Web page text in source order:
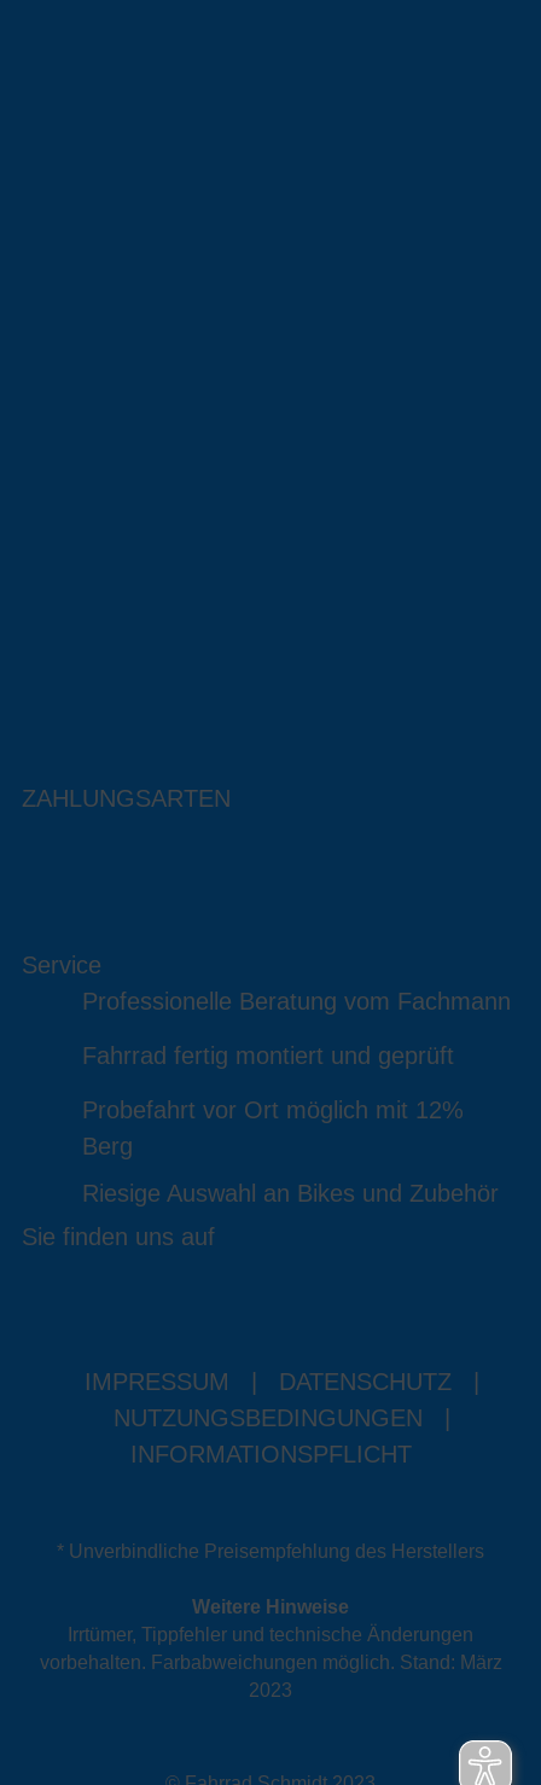
ZAHLUNGSARTEN
Service
Professionelle Beratung vom Fachmann
Fahrrad fertig montiert und geprüft
Probefahrt vor Ort möglich mit 12%
Berg
Riesige Auswahl an Bikes und Zubehör
Sie finden uns auf
IMPRESSUM DATENSCHUTZ
NUTZUNGSBEDINGUNGEN
INFORMATIONSPFLICHT
* Unverbindliche Preisempfehlung des Herstellers
Weitere Hinweise
Irrtümer, Tippfehler und technische Änderungen
vorbehalten. Farbabweichungen möglich. Stand: März
2023